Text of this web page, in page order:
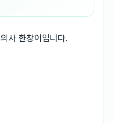
사 한창이입니다.